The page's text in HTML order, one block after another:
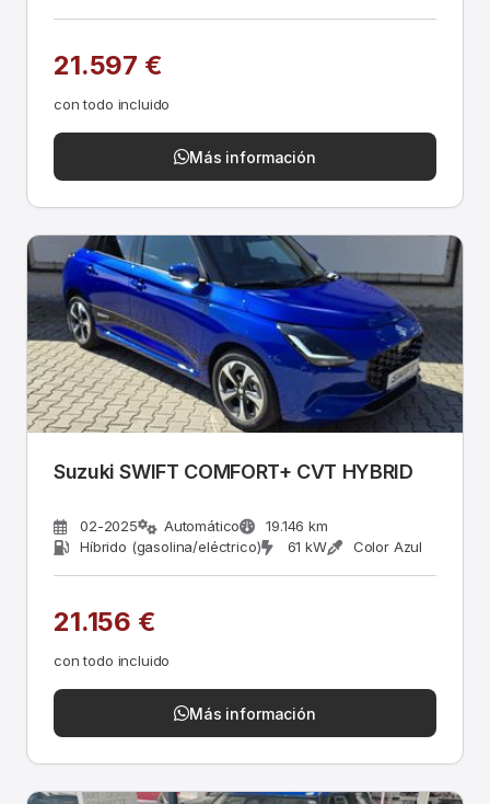
21.597 €
con todo incluido
Más información
Suzuki SWIFT COMFORT+ CVT HYBRID
02-2025 Automático
19.146 km
Híbrido (gasolina/eléctrico)
61 kW Color Azul
21.156 €
con todo incluido
Más información